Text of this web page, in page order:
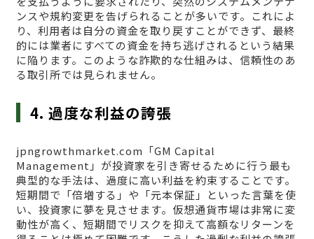
ンスや規約変更を告げられることが多いです。これによ
り、利用者は自分の資金を取り戻すことができず、最終
的には業者にすべての資金を持ち逃げされるという結果
に陥ります。このような詐欺的な仕組みは、信頼性のあ
る取引所では見られません。
4. 過度な利益の誇張
jpngrowthmarket.com「GM Capital
Management」が投資家を引き寄せるために行う最も
典型的な手法は、過度に高い利益を約束することです。
短期間で「倍増する」や「元本保証」といった言葉を使
い、投資家に夢を見させます。仮想通貨市場は非常に変
動性が高く、短期間でリスクを抑えて高額なリターンを